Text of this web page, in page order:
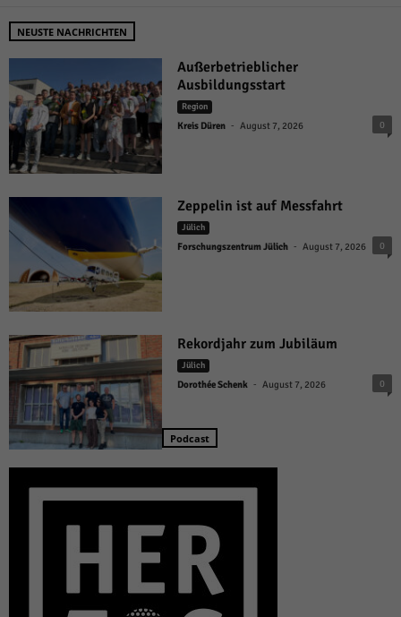
NEUSTE NACHRICHTEN
Außerbetrieblicher
Ausbildungsstart
Region
Kreis Düren - August 7, 2026 0
Zeppelin ist auf Messfahrt
Jülich
Forschungszentrum Jülich - August 7, 2026 0
Rekordjahr zum Jubiläum
Jülich
Dorothée Schenk - August 7, 2026 0
Podcast